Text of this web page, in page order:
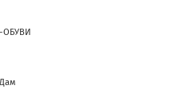
ОБУВИ